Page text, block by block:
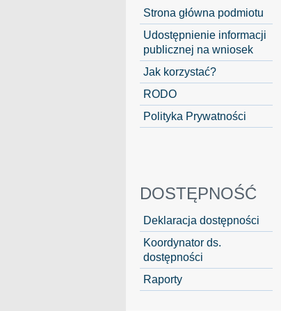
Strona główna podmiotu
Udostępnienie informacji
publicznej na wniosek
Jak korzystać?
RODO
Polityka Prywatności
DOSTĘPNOŚĆ
Deklaracja dostępności
Koordynator ds.
dostępności
Raporty